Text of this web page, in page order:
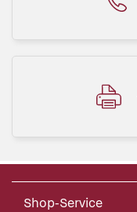
Shop-Service